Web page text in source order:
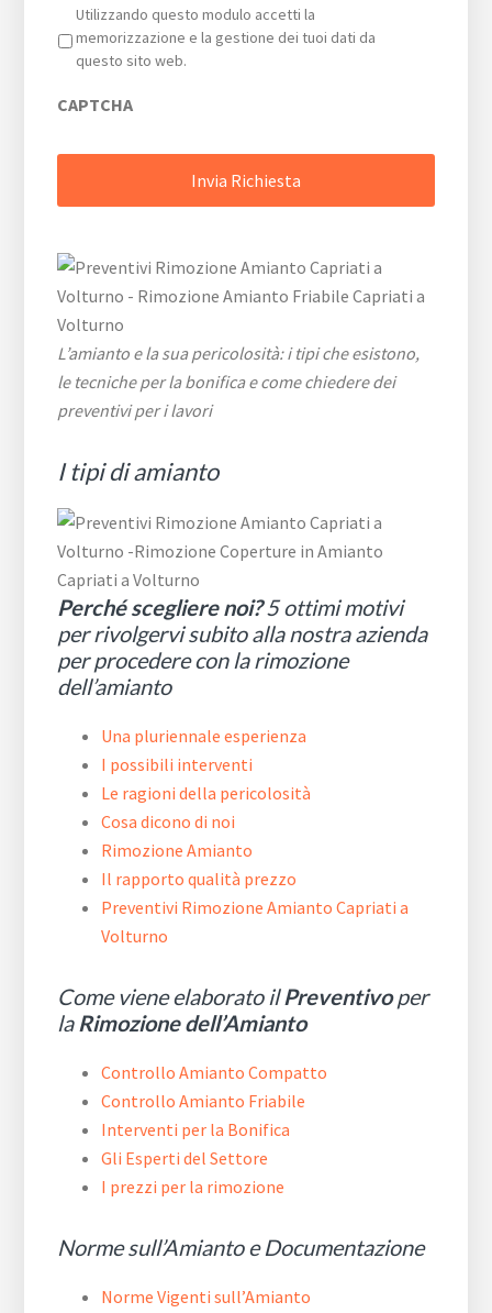
Privacy *
Utilizzando questo modulo accetti la
memorizzazione e la gestione dei tuoi dati da
questo sito web.
CAPTCHA
L’amianto e la sua pericolosità: i tipi che esistono,
le tecniche per la bonifica e come chiedere dei
preventivi per i lavori
I tipi di amianto
Perché scegliere noi?5 ottimi motivi
per rivolgervi subito alla nostra azienda
per procedere con la rimozione
dell’amianto
Una pluriennale esperienza
I possibili interventi
Le ragioni della pericolosità
Cosa dicono di noi
Rimozione Amianto
Il rapporto qualità prezzo
Preventivi Rimozione Amianto Capriati a
Volturno
Come viene elaborato ilPreventivoper
laRimozione dell’Amianto
Controllo Amianto Compatto
Controllo Amianto Friabile
Interventi per la Bonifica
Gli Esperti del Settore
I prezzi per la rimozione
Norme sull’Amianto e Documentazione
Norme Vigenti sull’Amianto